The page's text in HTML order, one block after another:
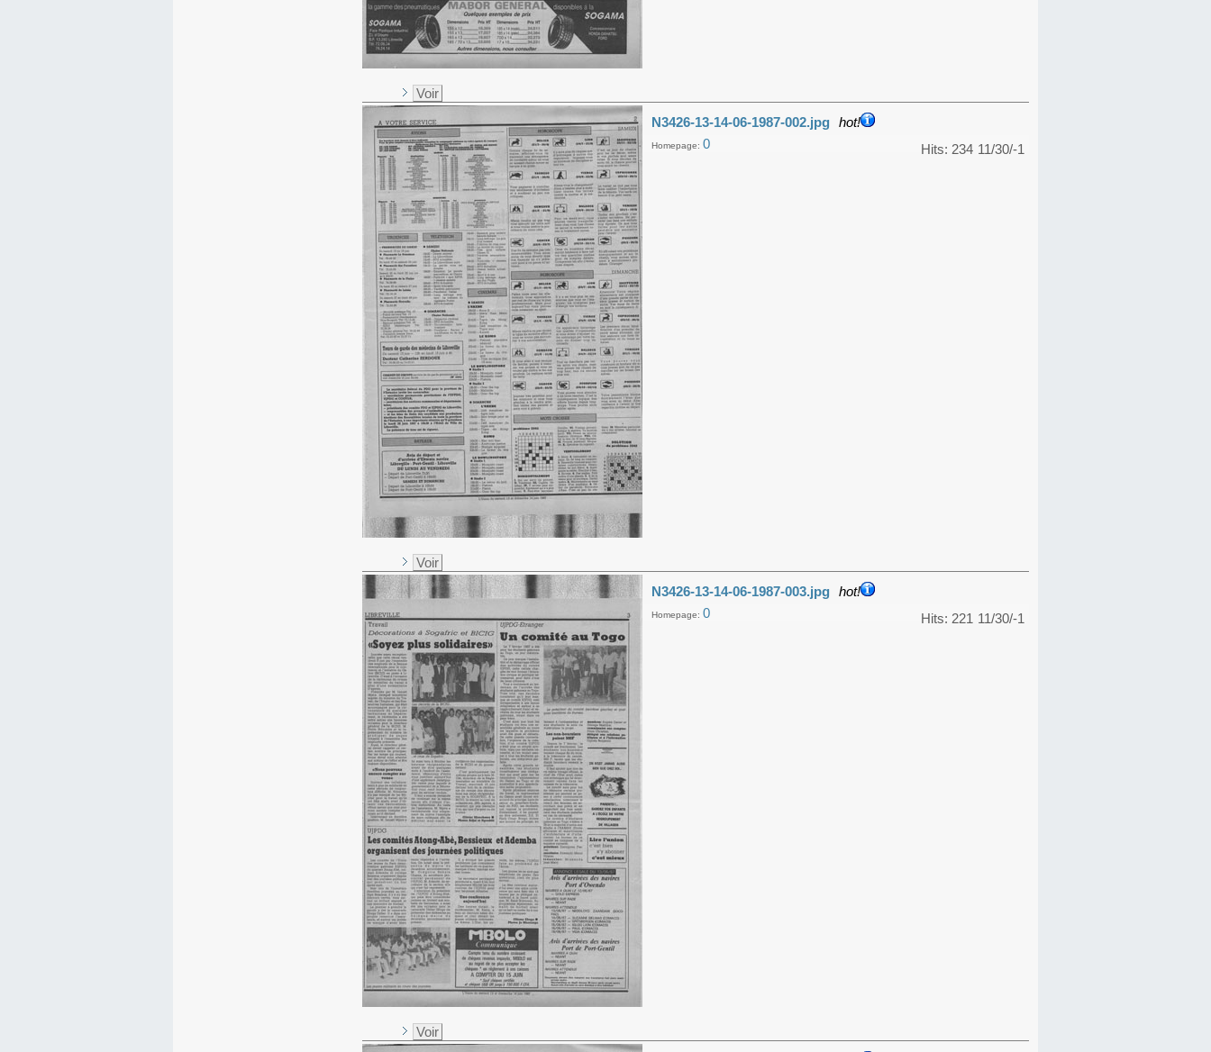
Voir
N3426-13-14-06-1987-002.jpg hot!
11/30/-1
Hits: 234
Homepage: 0
Voir
N3426-13-14-06-1987-003.jpg hot!
11/30/-1
Hits: 221
Homepage: 0
Voir